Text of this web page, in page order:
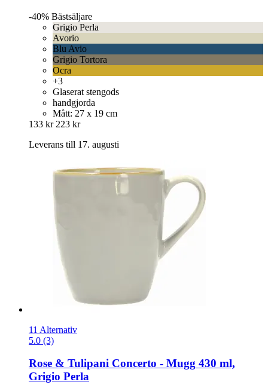
-40% Bästsäljare
Grigio Perla
Avorio
Blu Avio
Grigio Tortora
Ocra
+3
Glaserat stengods
handgjorda
Mått: 27 x 19 cm
133 kr 223 kr
Leverans till 17. augusti
11 Alternativ
5.0 (3)
Rose & Tulipani Concerto -​ Mugg 430 ml,
Grigio Perla